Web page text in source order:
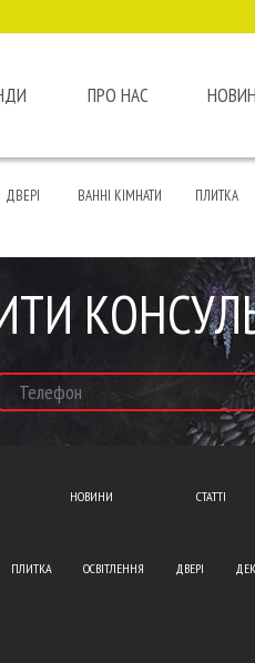
ПРО НАС
ДВЕРІ ВАННІ КІМНАТИ ПЛИТКА
НОВИНИ СТАТТІ
ПЛИТКА ОСВІТЛЕННЯ ДВЕРІ